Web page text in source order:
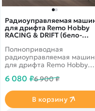
Радиоуправляемая
для дрифта Remo Hobby
RACING & DRIFT (бело-
RH1411-TWB
Полноприводная
радиоуправляемая
для дрифта Remo Hobby
коллекторым мотором в
6 080 ₽6 900 ₽
В корзину